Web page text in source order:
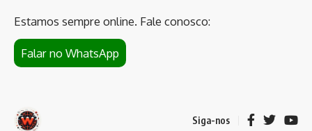
Estamos sempre online. Fale conosco:
Falar no WhatsApp
Siga-nos